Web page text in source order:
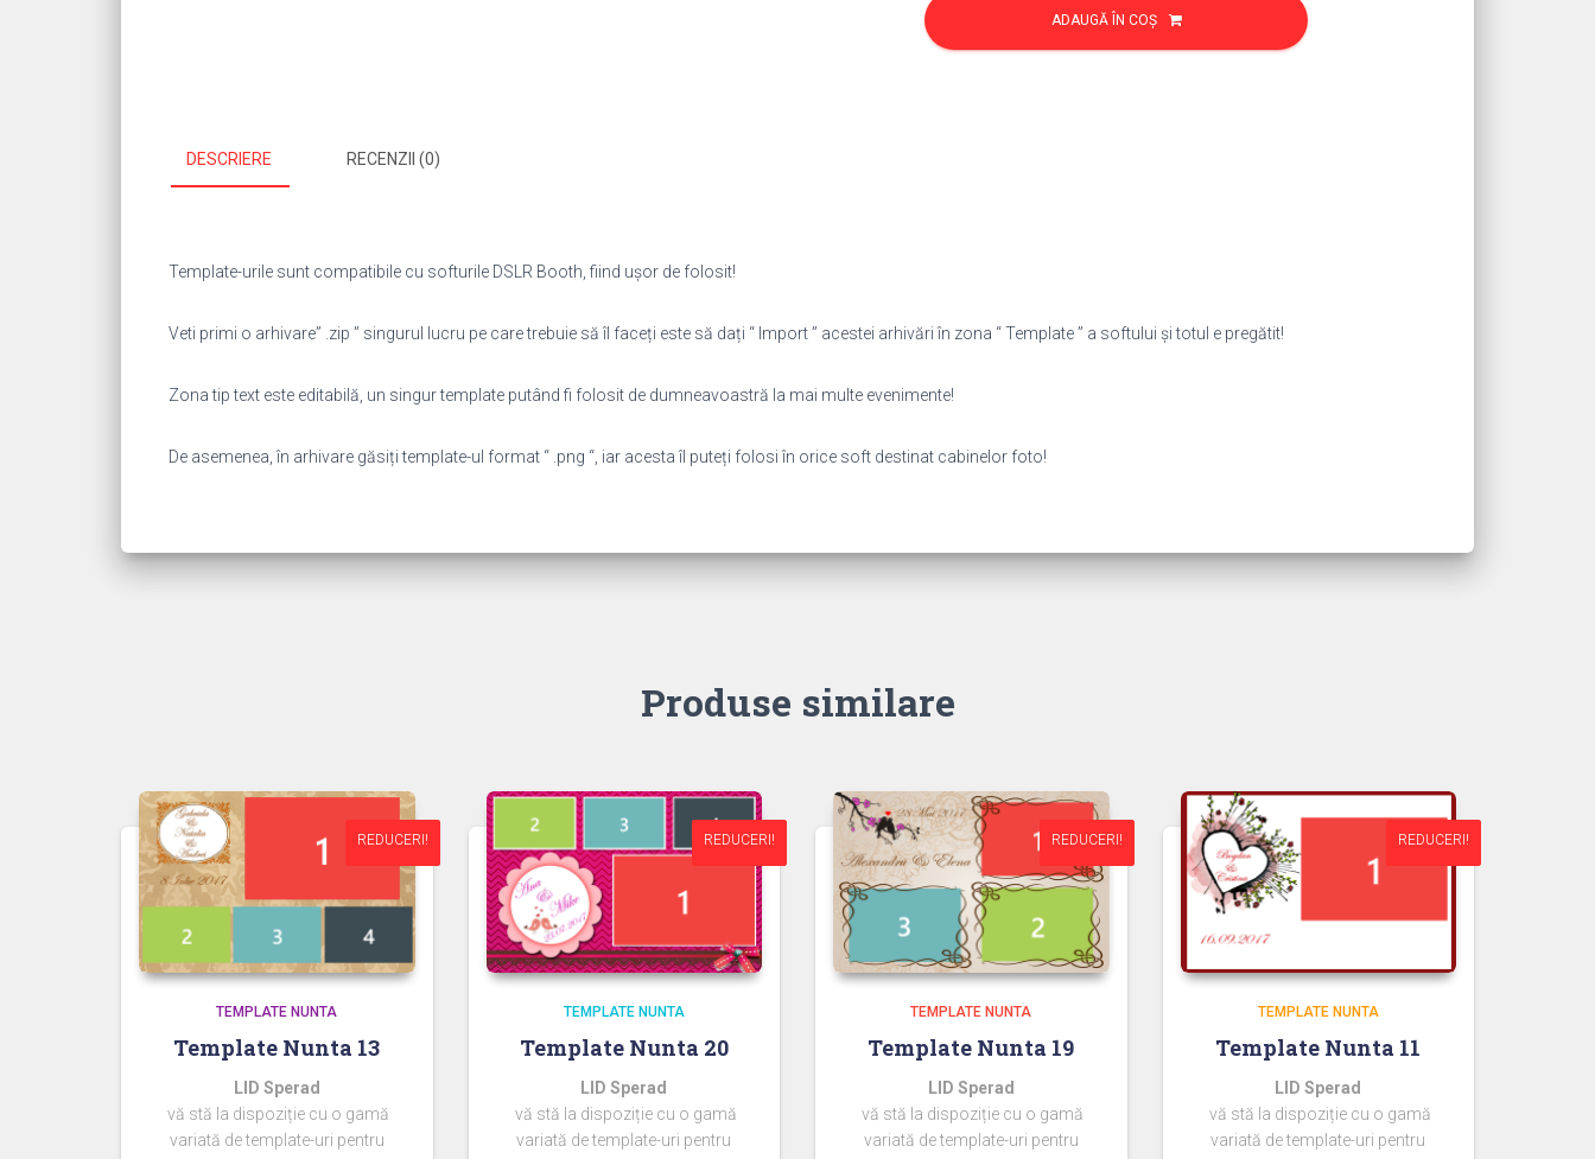
ADAUGĂ ÎN COȘ
DESCRIERE RECENZII (0)
Template-urile sunt compatibile cu softurile DSLR Booth, fiind ușor de folosit!
Veti primi o arhivare” .zip ” singurul lucru pe care trebuie să îl faceți este să dați “ Import ” acestei arhivări în zona “ Template ” a softului și totul e pregătit!
Zona tip text este editabilă, un singur template putând fi folosit de dumneavoastră la mai multe evenimente!
De asemenea, în arhivare găsiți template-ul format “ .png “, iar acesta îl puteți folosi în orice soft destinat cabinelor foto!
Produse similare
REDUCERI!
REDUCERI!
TEMPLATE NUNTA
Template Nunta 13
LID Sperad
vă stă la dispoziție cu o gamă
variată de template-uri pentru
REDUCERI!
REDUCERI!
TEMPLATE NUNTA
Template Nunta 20
LID Sperad
vă stă la dispoziție cu o gamă
variată de template-uri pentru
REDUCERI!
REDUCERI!
TEMPLATE NUNTA
Template Nunta 19
LID Sperad
vă stă la dispoziție cu o gamă
variată de template-uri pentru
REDUCERI!
REDUCERI!
TEMPLATE NUNTA
Template Nunta 11
LID Sperad
vă stă la dispoziție cu o gamă
variată de template-uri pentru